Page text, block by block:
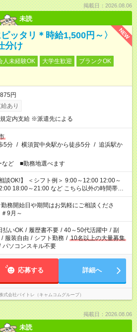
掲載日：2026.08.06
未読
NEW
ッタリ＊時給1,500円～〉
分け
人未経験OK 大学生歓迎
ブランクOK
円
あり
定内支給 ※派遣先による
5分 / 横須賀中央駅から徒歩5分 / 追浜駅か
など ■勤務地選べます
9:00～12:00 12:00～
21:00 など こちら以外の時間帯も
ださい！
開始日や期間はお気軽にご相談くださ
9月～
払いOK / 履歴書不要 / 40～50代活躍中 / 副
/ 服装自由 / シフト勤務 / 10名以上の大量募集
パソコンスキル不要
応募する 詳細へ
式会社バイトレ（キャムコムグループ）
掲載日：2026.08.06
未読